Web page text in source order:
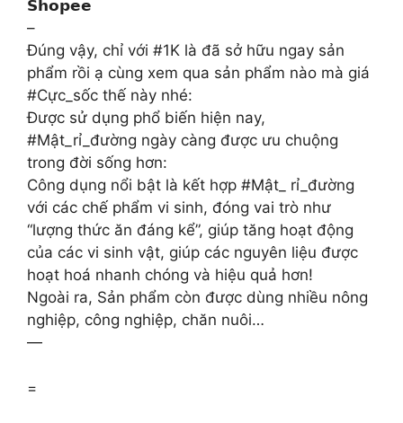
𝗦𝗵𝗼𝗽𝗲𝗲
–
Đúng vậy, chỉ với #1K là đã sở hữu ngay sản
phẩm rồi ạ cùng xem qua sản phẩm nào mà giá
#Cực_sốc thế này nhé:
Được sử dụng phổ biến hiện nay,
#Mật_rỉ_đường ngày càng được ưu chuộng
trong đời sống hơn:
Công dụng nổi bật là kết hợp #Mật_ rỉ_đường
với các chế phẩm vi sinh, đóng vai trò như
“lượng thức ăn đáng kể”, giúp tăng hoạt động
của các vi sinh vật, giúp các nguyên liệu được
hoạt hoá nhanh chóng và hiệu quả hơn!
Ngoài ra, Sản phẩm còn được dùng nhiều nông
nghiệp, công nghiệp, chăn nuôi…
—
=